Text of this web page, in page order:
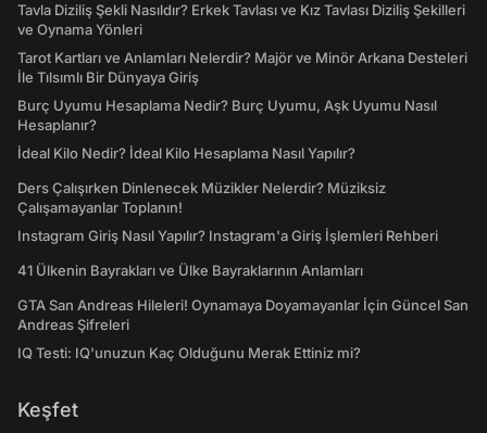
Tavla Diziliş Şekli Nasıldır? Erkek Tavlası ve Kız Tavlası Diziliş Şekilleri
ve Oynama Yönleri
Tarot Kartları ve Anlamları Nelerdir? Majör ve Minör Arkana Desteleri
İle Tılsımlı Bir Dünyaya Giriş
Burç Uyumu Hesaplama Nedir? Burç Uyumu, Aşk Uyumu Nasıl
Hesaplanır?
İdeal Kilo Nedir? İdeal Kilo Hesaplama Nasıl Yapılır?
Ders Çalışırken Dinlenecek Müzikler Nelerdir? Müziksiz
Çalışamayanlar Toplanın!
Instagram Giriş Nasıl Yapılır? Instagram'a Giriş İşlemleri Rehberi
41 Ülkenin Bayrakları ve Ülke Bayraklarının Anlamları
GTA San Andreas Hileleri! Oynamaya Doyamayanlar İçin Güncel San
Andreas Şifreleri
IQ Testi: IQ'unuzun Kaç Olduğunu Merak Ettiniz mi?
Keşfet